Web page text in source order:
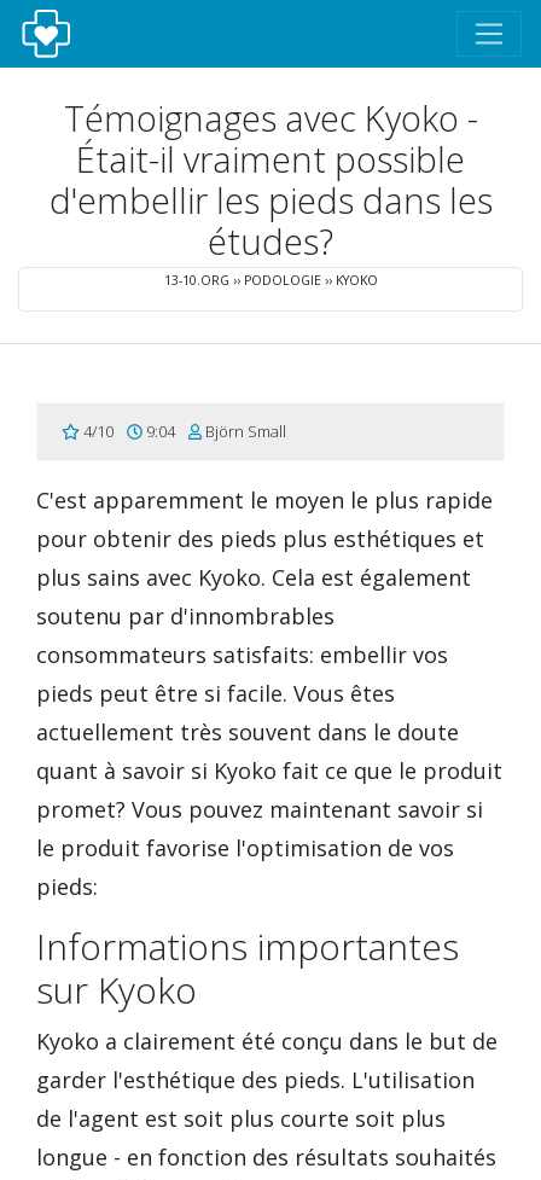
Témoignages avec Kyoko -
Était-il vraiment possible
d'embellir les pieds dans les
études?
13-10.ORG ›› PODOLOGIE ›› KYOKO
4/10 9:04 Björn Small
C'est apparemment le moyen le plus rapide
pour obtenir des pieds plus esthétiques et
plus sains avec Kyoko. Cela est également
soutenu par d'innombrables
consommateurs satisfaits: embellir vos
pieds peut être si facile. Vous êtes
actuellement très souvent dans le doute
quant à savoir si Kyoko fait ce que le produit
promet? Vous pouvez maintenant savoir si
le produit favorise l'optimisation de vos
pieds:
Informations importantes
sur Kyoko
Kyoko a clairement été conçu dans le but de
garder l'esthétique des pieds. L'utilisation
de l'agent est soit plus courte soit plus
longue - en fonction des résultats souhaités